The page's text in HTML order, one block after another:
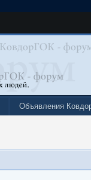
Объявления